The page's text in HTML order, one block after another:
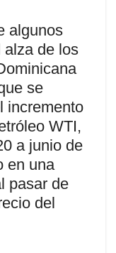
algunos
alza de los
se
incremento
WTI,
a junio de
en una
pasar de
del